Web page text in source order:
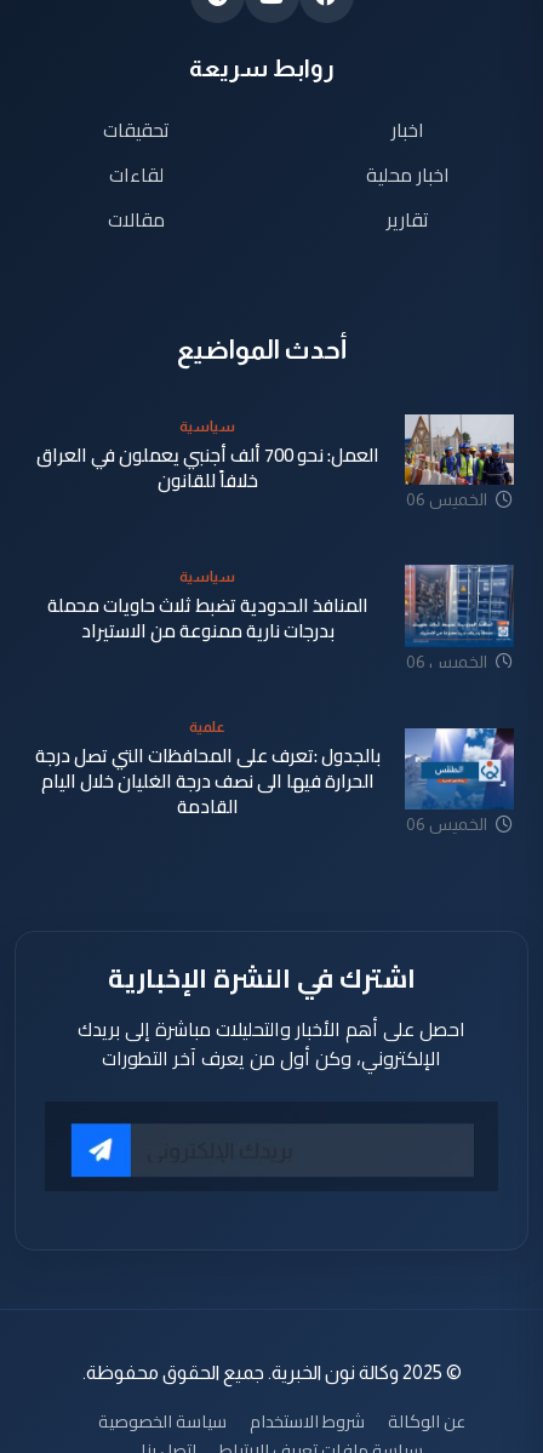
روابط سريعة
اخبار
اخبار محلية
تقارير
تحقيقات
لقاءات
مقالات
أحدث المواضيع
الخميس 06
سياسية
العمل: نحو 700 ألف أجنبي يعملون في العراق
خلافاً للقانون
الخميس 06
سياسية
المنافذ الحدودية تضبط ثلاث حاويات محملة
بدرجات نارية ممنوعة من الاستيراد
الخميس 06
علمية
بالجدول :تعرف على المحافظات التي تصل درجة
الحرارة فيها الى نصف درجة الغليان خلال اليام
القادمة
اشترك في النشرة الإخبارية
احصل على أهم الأخبار والتحليلات مباشرة إلى بريدك
الإلكتروني، وكن أول من يعرف آخر التطورات
© 2025 وكالة نون الخبرية. جميع الحقوق محفوظة.
عن الوكالة شروط الاستخدام
سياسة الخصوصية